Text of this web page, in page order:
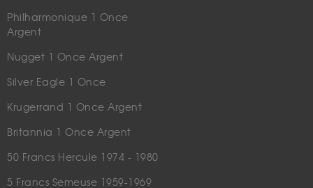
Philharmonique 1 Once
Argent
Nugget 1 Once Argent
Silver Eagle 1 Once
Krugerrand 1 Once Argent
Britannia 1 Once Argent
50 Francs Hercule 1974 - 1980
5 Francs Semeuse 1959-1969